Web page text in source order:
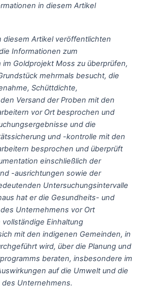
in diesem Artikel
diesem Artikel veröffentlichten
Informationen zum
Goldprojekt Moss zu überprüfen,
mehrmals besucht, die
Schüttdichte,
Versand der Proben mit den
vor Ort besprochen und
und die
und -kontrolle mit den
besprochen und überprüft
einschließlich der
-ausrichtungen sowie der
Untersuchungsintervalle
hat er die Gesundheits- und
Unternehmens vor Ort
Einhaltung
mit den indigenen Gemeinden, in
wird, über die Planung und
beraten, insbesondere im
auf die Umwelt und die
Unternehmens.